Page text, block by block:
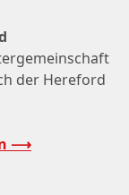
der Hereford
⟶